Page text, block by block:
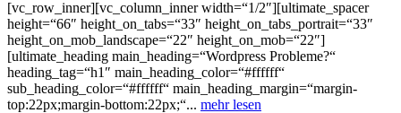
[vc_row_inner][vc_column_inner width=“1/2″][ultimate_spacer
height=“66″ height_on_tabs=“33″ height_on_tabs_portrait=“33″
height_on_mob_landscape=“22″ height_on_mob=“22″]
[ultimate_heading main_heading=“Wordpress Probleme?“
heading_tag=“h1″ main_heading_color=“#ffffff“
sub_heading_color=“#ffffff“ main_heading_margin=“margin-
top:22px;margin-bottom:22px;“... mehr lesen